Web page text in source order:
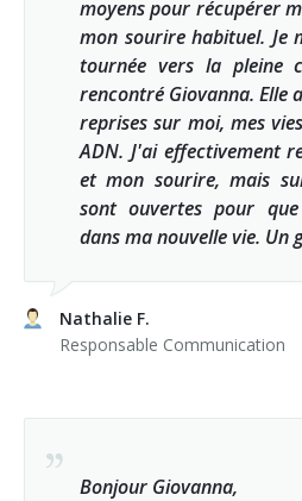
moyens pour récupérer
mon sourire habituel. Je
tournée vers la pleine
rencontré Giovanna. Elle
reprises sur moi, mes
ADN. J'ai effectivement
et mon sourire, mais
sont ouvertes pour
dans ma nouvelle vie. Un
Nathalie F.
Responsable Communication
Bonjour Giovanna,